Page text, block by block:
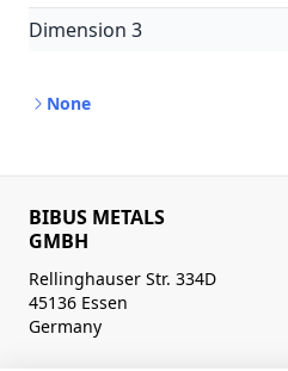
Dimension 3
None
BIBUS METALS
GMBH
Rellinghauser Str. 334D
45136 Essen
Germany